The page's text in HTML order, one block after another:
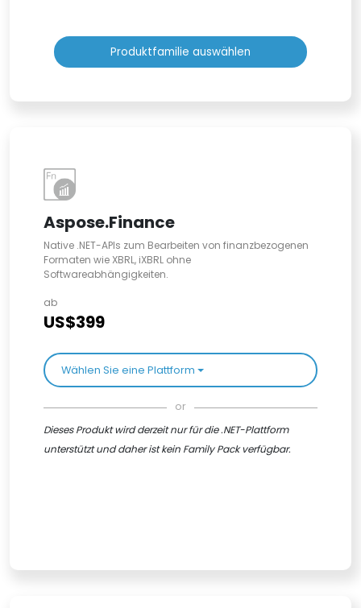
Produktfamilie auswählen
Aspose.Finance
Native .NET-APIs zum Bearbeiten von finanzbezogenen
Formaten wie XBRL, iXBRL ohne
Softwareabhängigkeiten.
ab
US$399
Wählen Sie eine Plattform
or
Dieses Produkt wird derzeit nur für die .NET-Plattform
unterstützt und daher ist kein Family Pack verfügbar.